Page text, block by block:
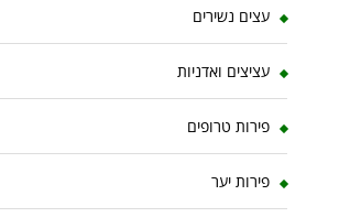
עצים נשירים
עציצים ואדניות
פירות טרופים
פירות יער